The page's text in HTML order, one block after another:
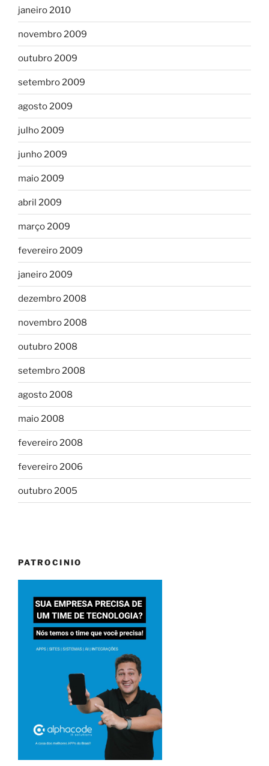
janeiro 2010
novembro 2009
outubro 2009
setembro 2009
agosto 2009
julho 2009
junho 2009
maio 2009
abril 2009
março 2009
fevereiro 2009
janeiro 2009
dezembro 2008
novembro 2008
outubro 2008
setembro 2008
agosto 2008
maio 2008
fevereiro 2008
fevereiro 2006
outubro 2005
PATROCINIO